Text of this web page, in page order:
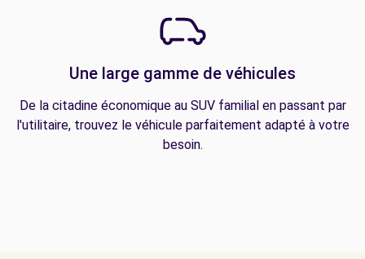
Une large gamme de véhicules
De la citadine économique au SUV familial en passant par
l'utilitaire, trouvez le véhicule parfaitement adapté à votre
besoin.